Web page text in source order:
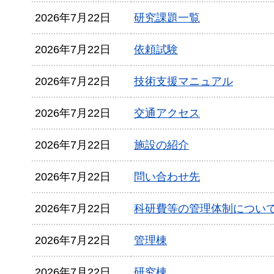
2026年7月22日 研究課題一覧
2026年7月22日 依頼試験
2026年7月22日 技術支援マニュアル
2026年7月22日 交通アクセス
2026年7月22日 施設の紹介
2026年7月22日 問い合わせ先
2026年7月22日 科研費等の管理体制につい
2026年7月22日 管理棟